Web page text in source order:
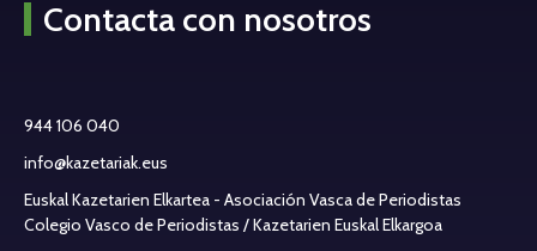
Contacta con nosotros
944 106 040
info@kazetariak.eus
Euskal Kazetarien Elkartea - Asociación Vasca de Periodistas
Colegio Vasco de Periodistas / Kazetarien Euskal Elkargoa